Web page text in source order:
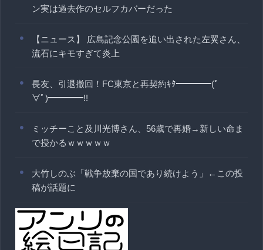
ン実は過去作のセルフカバーだった
【ニュース】 広島記念公園を追い出された左翼さん、
流石にキモすぎて炎上
長友、引退撤回！FC東京と再契約ｷﾀ━━━━(ﾟ
∀ﾟ)━━━━!!
ミッチーこと及川光博さん、56歳で再婚→新しい命ま
で授かるｗｗｗｗｗ
大竹しのぶ「戦争放棄の国であり続けよう」←この投
稿が話題に